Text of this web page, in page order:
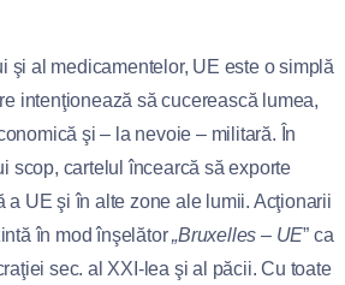
şi al medicamentelor, UE este o simplă
intenţionează să cucerească lumea,
şi – la nevoie – militară. În
scop, cartelul încearcă să exporte
a UE şi în alte zone ale lumii. Acţionarii
în mod înşelător„Bruxelles – UE” ca
sec. al XXI-lea şi al păcii. Cu toate